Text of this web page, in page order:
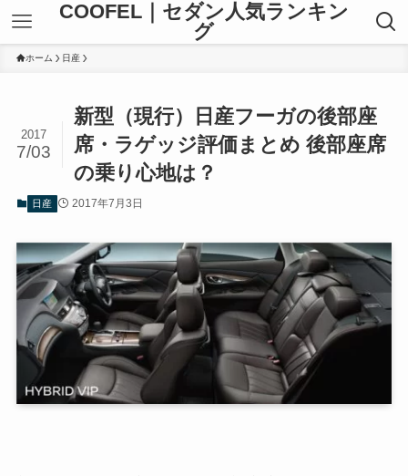
COOFEL｜セダン人気ランキン
グ
ホーム 日産
新型（現行）日産フーガの後部座
席・ラゲッジ評価まとめ 後部座席
の乗り心地は？
2017
7/03
日産 2017年7月3日